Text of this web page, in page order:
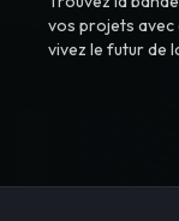
vos projets avec
vivez le futur de